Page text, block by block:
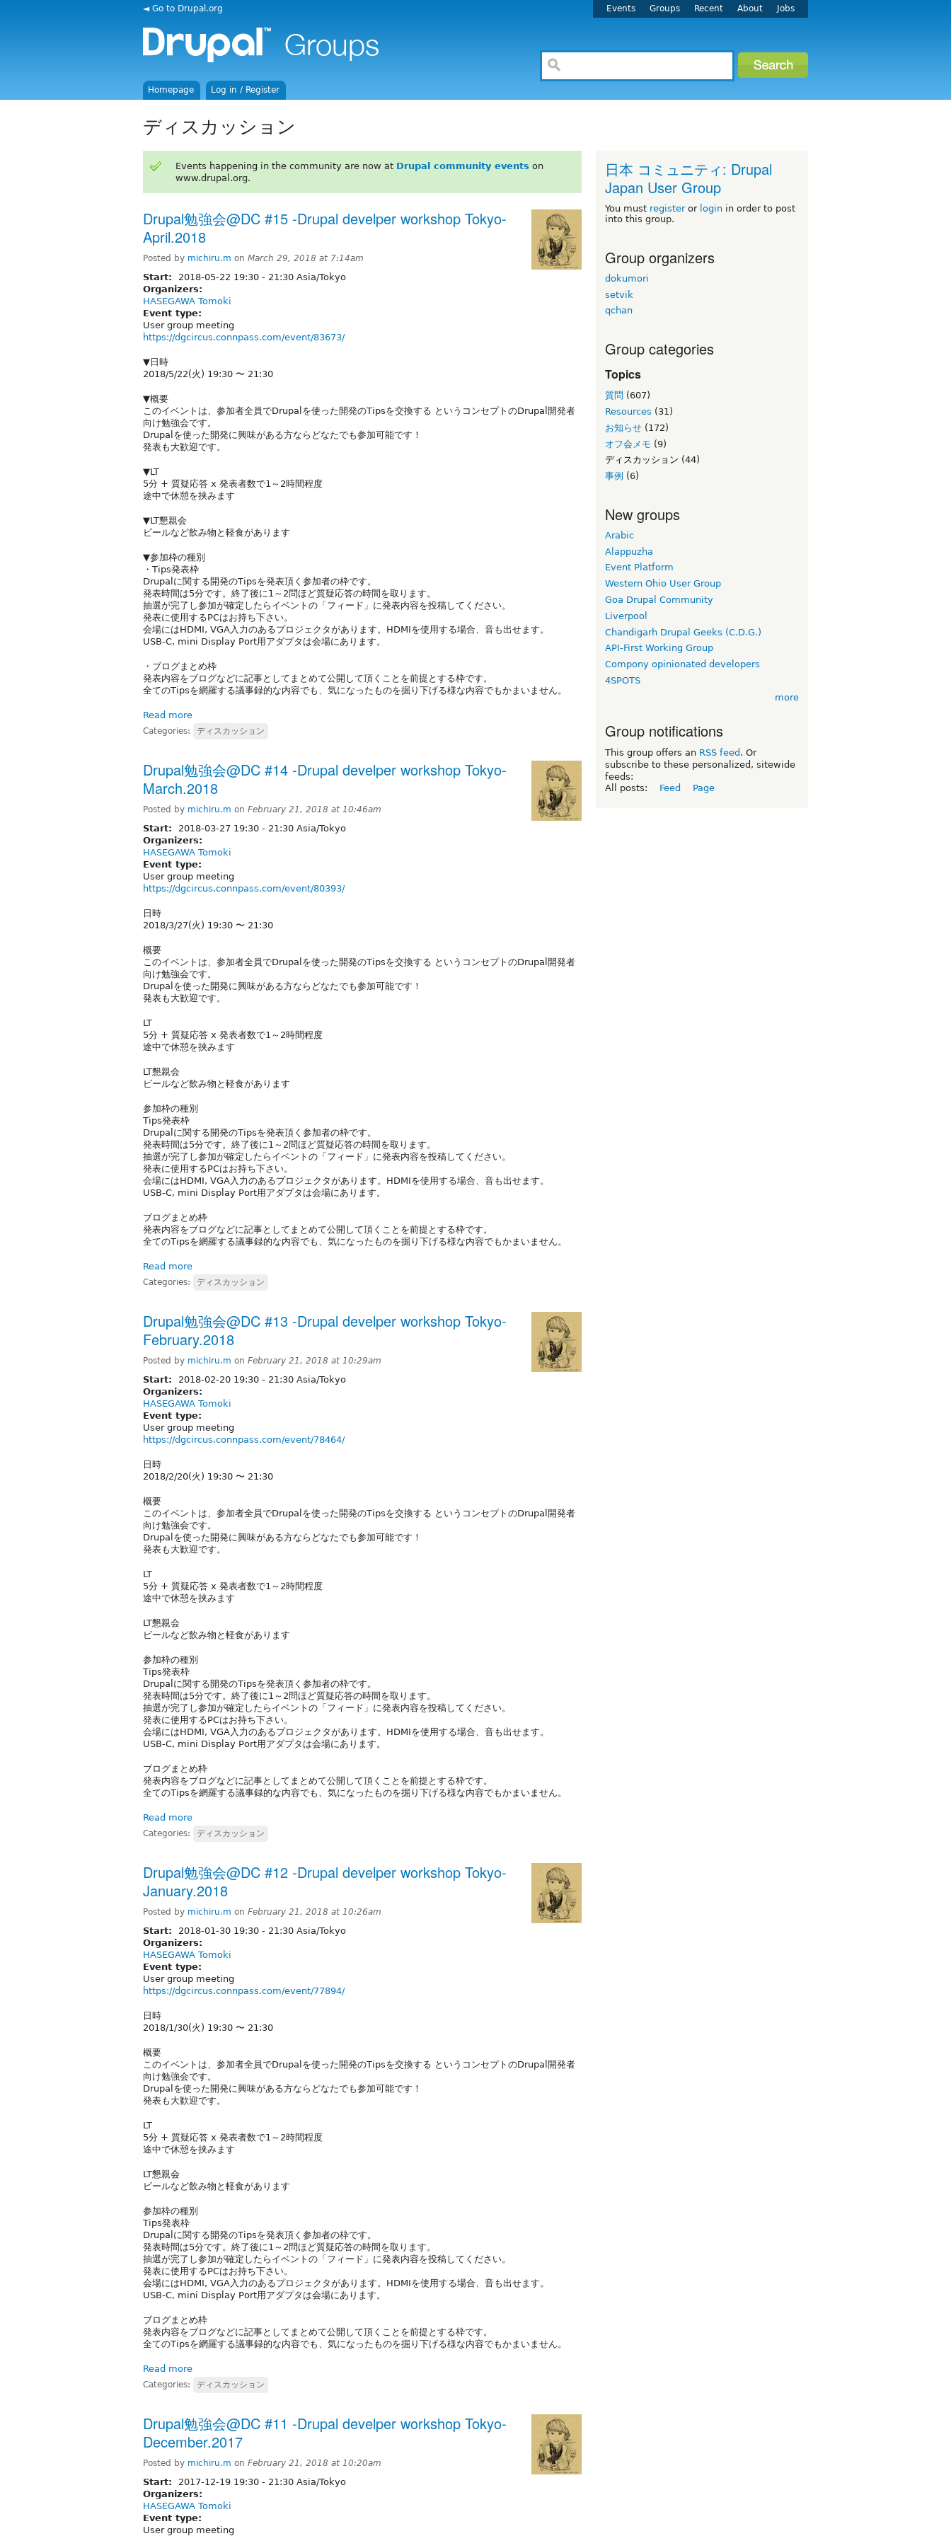
◄ Go to Drupal.org Events Groups Recent About Jobs
Homepage Log in / Register
ディスカッション
Events happening in the community are now at Drupal community events on
www.drupal.org.
Drupal勉強会@DC #15 -Drupal develper workshop Tokyo-
April.2018
Posted by michiru.m on March 29, 2018 at 7:14am
Start: 2018-05-22 19:30 - 21:30 Asia/Tokyo
Organizers:
HASEGAWA Tomoki
Event type:
User group meeting
https://dgcircus.connpass.com/event/83673/
▼日時
2018/5/22(火) 19:30 〜 21:30
▼概要
このイベントは、参加者全員でDrupalを使った開発のTipsを交換する というコンセプトのDrupal開発者
向け勉強会です。
Drupalを使った開発に興味がある方ならどなたでも参加可能です！
発表も大歓迎です。
▼LT
5分 + 質疑応答 x 発表者数で1～2時間程度
途中で休憩を挟みます
▼LT懇親会
ビールなど飲み物と軽食があります
▼参加枠の種別
・Tips発表枠
Drupalに関する開発のTipsを発表頂く参加者の枠です。
発表時間は5分です。終了後に1～2問ほど質疑応答の時間を取ります。
抽選が完了し参加が確定したらイベントの「フィード」に発表内容を投稿してください。
発表に使用するPCはお持ち下さい。
会場にはHDMI, VGA入力のあるプロジェクタがあります。HDMIを使用する場合、音も出せます。
USB-C, mini Display Port用アダプタは会場にあります。
・ブログまとめ枠
発表内容をブログなどに記事としてまとめて公開して頂くことを前提とする枠です。
全てのTipsを網羅する議事録的な内容でも、気になったものを掘り下げる様な内容でもかまいません。
Read more
Categories: ディスカッション
Drupal勉強会@DC #14 -Drupal develper workshop Tokyo-
March.2018
Posted by michiru.m on February 21, 2018 at 10:46am
Start: 2018-03-27 19:30 - 21:30 Asia/Tokyo
Organizers:
HASEGAWA Tomoki
Event type:
User group meeting
https://dgcircus.connpass.com/event/80393/
日時
2018/3/27(火) 19:30 〜 21:30
概要
このイベントは、参加者全員でDrupalを使った開発のTipsを交換する というコンセプトのDrupal開発者
向け勉強会です。
Drupalを使った開発に興味がある方ならどなたでも参加可能です！
発表も大歓迎です。
LT
5分 + 質疑応答 x 発表者数で1～2時間程度
途中で休憩を挟みます
LT懇親会
ビールなど飲み物と軽食があります
参加枠の種別
Tips発表枠
Drupalに関する開発のTipsを発表頂く参加者の枠です。
発表時間は5分です。終了後に1～2問ほど質疑応答の時間を取ります。
抽選が完了し参加が確定したらイベントの「フィード」に発表内容を投稿してください。
発表に使用するPCはお持ち下さい。
会場にはHDMI, VGA入力のあるプロジェクタがあります。HDMIを使用する場合、音も出せます。
USB-C, mini Display Port用アダプタは会場にあります。
ブログまとめ枠
発表内容をブログなどに記事としてまとめて公開して頂くことを前提とする枠です。
全てのTipsを網羅する議事録的な内容でも、気になったものを掘り下げる様な内容でもかまいません。
Read more
Categories: ディスカッション
Drupal勉強会@DC #13 -Drupal develper workshop Tokyo-
February.2018
Posted by michiru.m on February 21, 2018 at 10:29am
Start: 2018-02-20 19:30 - 21:30 Asia/Tokyo
Organizers:
HASEGAWA Tomoki
Event type:
User group meeting
https://dgcircus.connpass.com/event/78464/
日時
2018/2/20(火) 19:30 〜 21:30
概要
このイベントは、参加者全員でDrupalを使った開発のTipsを交換する というコンセプトのDrupal開発者
向け勉強会です。
Drupalを使った開発に興味がある方ならどなたでも参加可能です！
発表も大歓迎です。
LT
5分 + 質疑応答 x 発表者数で1～2時間程度
途中で休憩を挟みます
LT懇親会
ビールなど飲み物と軽食があります
参加枠の種別
Tips発表枠
Drupalに関する開発のTipsを発表頂く参加者の枠です。
発表時間は5分です。終了後に1～2問ほど質疑応答の時間を取ります。
抽選が完了し参加が確定したらイベントの「フィード」に発表内容を投稿してください。
発表に使用するPCはお持ち下さい。
会場にはHDMI, VGA入力のあるプロジェクタがあります。HDMIを使用する場合、音も出せます。
USB-C, mini Display Port用アダプタは会場にあります。
ブログまとめ枠
発表内容をブログなどに記事としてまとめて公開して頂くことを前提とする枠です。
全てのTipsを網羅する議事録的な内容でも、気になったものを掘り下げる様な内容でもかまいません。
Read more
Categories: ディスカッション
Drupal勉強会@DC #12 -Drupal develper workshop Tokyo-
January.2018
Posted by michiru.m on February 21, 2018 at 10:26am
Start: 2018-01-30 19:30 - 21:30 Asia/Tokyo
Organizers:
HASEGAWA Tomoki
Event type:
User group meeting
https://dgcircus.connpass.com/event/77894/
日時
2018/1/30(火) 19:30 〜 21:30
概要
このイベントは、参加者全員でDrupalを使った開発のTipsを交換する というコンセプトのDrupal開発者
向け勉強会です。
Drupalを使った開発に興味がある方ならどなたでも参加可能です！
発表も大歓迎です。
LT
5分 + 質疑応答 x 発表者数で1～2時間程度
途中で休憩を挟みます
LT懇親会
ビールなど飲み物と軽食があります
参加枠の種別
Tips発表枠
Drupalに関する開発のTipsを発表頂く参加者の枠です。
発表時間は5分です。終了後に1～2問ほど質疑応答の時間を取ります。
抽選が完了し参加が確定したらイベントの「フィード」に発表内容を投稿してください。
発表に使用するPCはお持ち下さい。
会場にはHDMI, VGA入力のあるプロジェクタがあります。HDMIを使用する場合、音も出せます。
USB-C, mini Display Port用アダプタは会場にあります。
ブログまとめ枠
発表内容をブログなどに記事としてまとめて公開して頂くことを前提とする枠です。
全てのTipsを網羅する議事録的な内容でも、気になったものを掘り下げる様な内容でもかまいません。
Read more
Categories: ディスカッション
Drupal勉強会@DC #11 -Drupal develper workshop Tokyo-
December.2017
Posted by michiru.m on February 21, 2018 at 10:20am
Start: 2017-12-19 19:30 - 21:30 Asia/Tokyo
Organizers:
HASEGAWA Tomoki
Event type:
User group meeting
日本 コミュニティ: Drupal
Japan User Group
You must registeror login in order to post
into this group.
Group organizers
dokumori
setvik
qchan
Group categories
Topics
質問 (607)
Resources (31)
お知らせ (172)
オフ会メモ (9)
ディスカッション (44)
事例 (6)
New groups
Arabic
Alappuzha
Event Platform
Western Ohio User Group
Goa Drupal Community
Liverpool
Chandigarh Drupal Geeks (C.D.G.)
API-First Working Group
Compony opinionated developers
4SPOTS
more
Group notifications
This group offers an RSS feed . Or
subscribe to these personalized, sitewide
feeds:
All posts:
Feed Page